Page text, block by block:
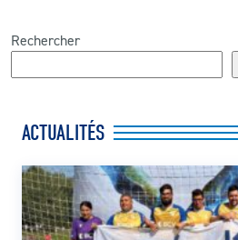
Rechercher
ACTUALITÉS